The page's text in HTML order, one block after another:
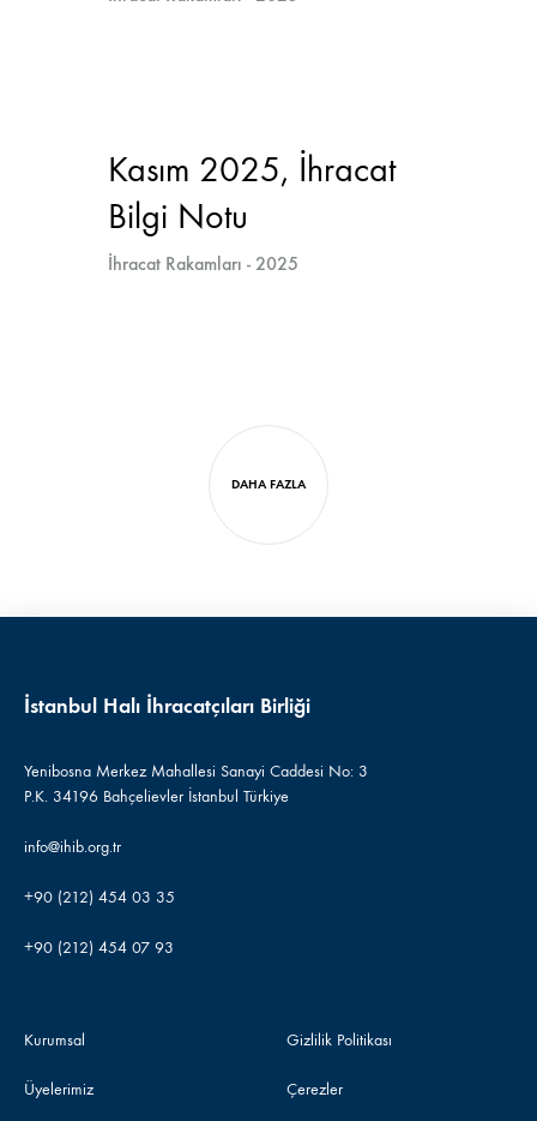
Kasım 2025, İhracat
Bilgi Notu
İhracat Rakamları - 2025
DAHA FAZLA
İstanbul Halı İhracatçıları Birliği
Yenibosna Merkez Mahallesi Sanayi Caddesi No: 3
P.K. 34196 Bahçelievler İstanbul Türkiye
info@ihib.org.tr
+90 (212) 454 03 35
+90 (212) 454 07 93
Kurumsal
Üyelerimiz
Gizlilik Politikası
Çerezler